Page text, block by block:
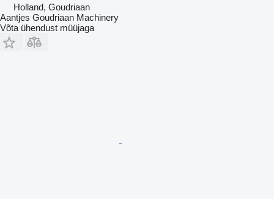
Holland, Goudriaan
Aantjes Goudriaan Machinery
Võta ühendust müüjaga